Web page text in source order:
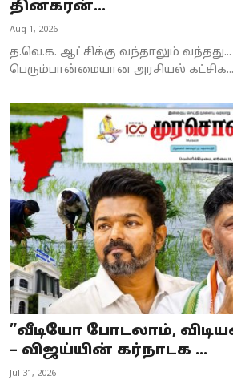
தினகரன்...
Aug 1, 2026
த.வெ.க. ஆட்சிக்கு வந்தாலும்
பெரும்பான்மையான அரசியல் கட்சிக...
”வீடியோ போடலாம்,
– விஜய்யின் கர்நாடக ...
Jul 31, 2026